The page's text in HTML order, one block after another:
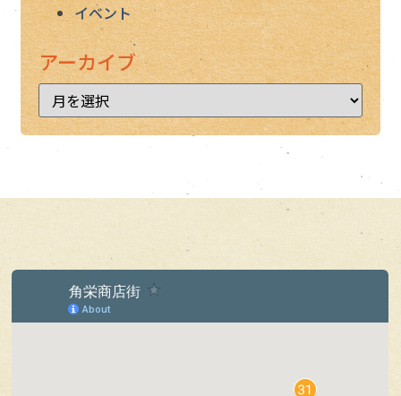
イベント
アーカイブ